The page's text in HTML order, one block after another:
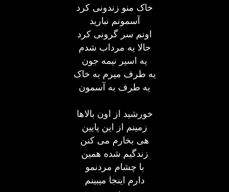
خاک منو زندونی کرد
آسمونم نباريد
اونم سر گرونی کرد
حالا یه مرداب شدم
یه اسیر نیمه جون
یه طرف میرم به خاک
یه طرف به آسمون
خورشید از اون بالاها
زمینم از این پایین
هی بخارم می کنن
زندگیم شده همین
با چشام مردنمو
دارم اینجا میبینم